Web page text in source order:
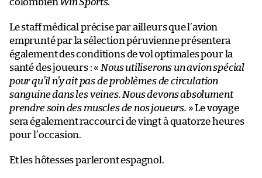
Le staff médical précise par ailleurs que l’avion
emprunté par la sélection péruvienne présentera
également des conditions de vol optimales pour la
santé des joueurs : « Nous utiliserons un avion spécial
pour qu’il n’y ait pas de problèmes de circulation
sanguine dans les veines. Nous devons absolument
prendre soin des muscles de nos joueurs. » Le voyage
sera également raccourci de vingt à quatorze heures
pour l’occasion.
Et les hôtesses parleront espagnol.